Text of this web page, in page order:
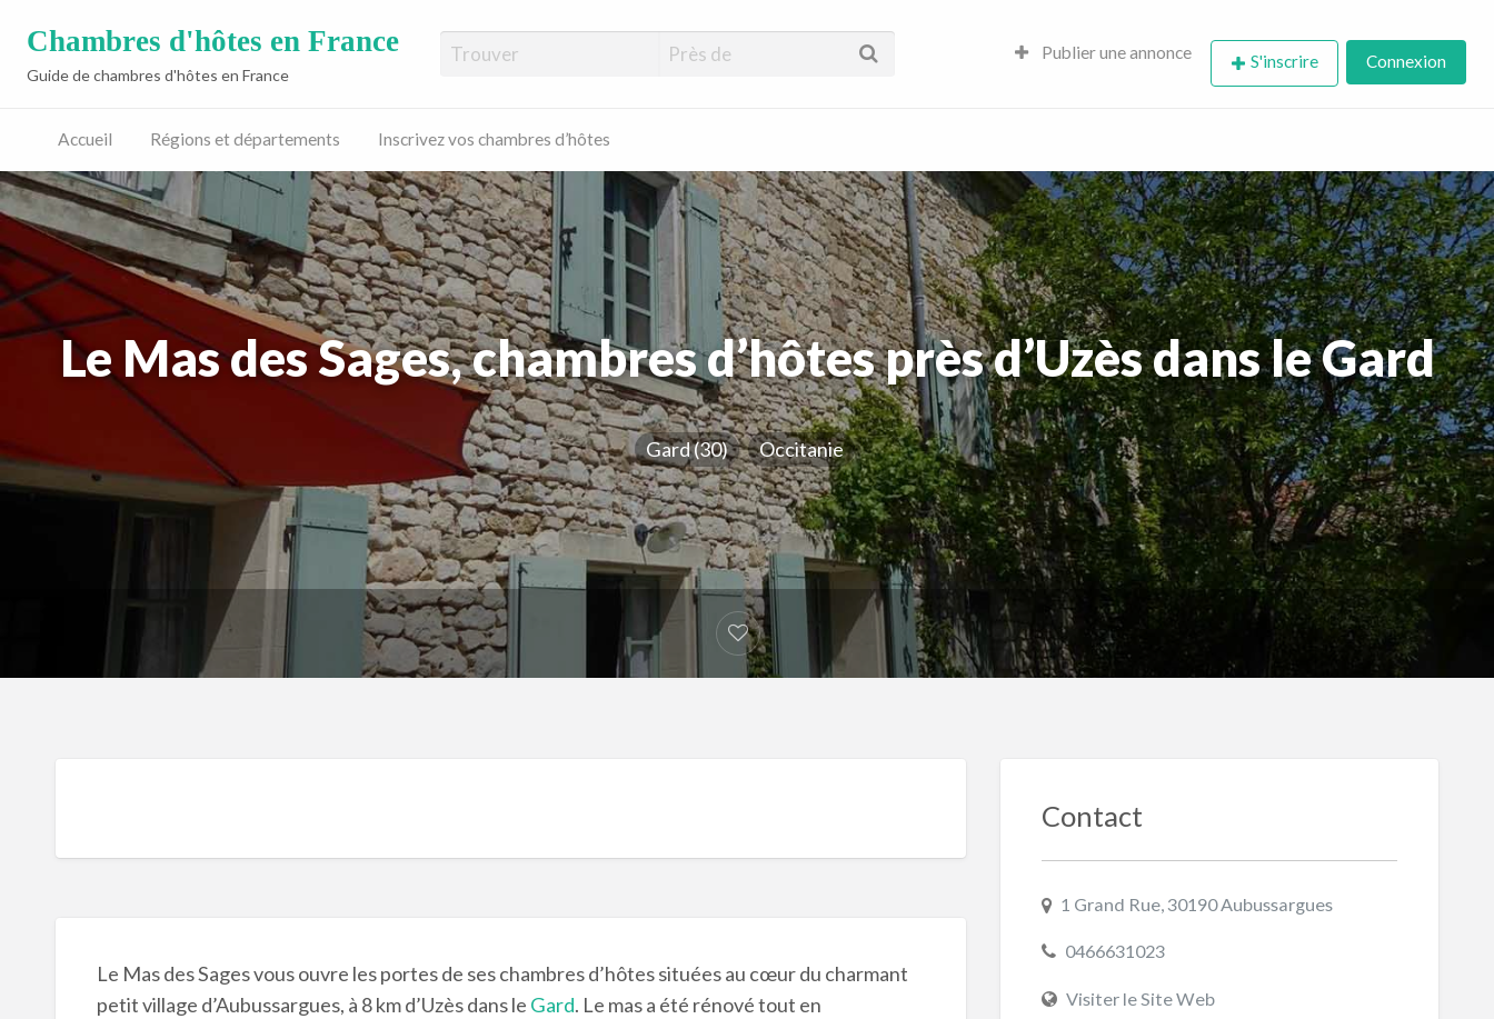
vos
chambres
d’hôtes
Chambres d'hôtes en France
Guide de chambres d'hôtes en France
Publier une annonce S'inscrire Connexion
Accueil Régions et départements Inscrivez vos chambres d’hôtes
Le Mas des Sages, chambres d’hôtes près d’Uzès dans le Gard
Gard (30) Occitanie
Le Mas des Sages vous ouvre les portes de ses chambres d’hôtes situées au cœur du charmant
petit village d’Aubussargues, à 8 km d’Uzès dans le Gard. Le mas a été rénové tout en
Contact
1 Grand Rue, 30190 Aubussargues
0466631023
Visiter le Site Web